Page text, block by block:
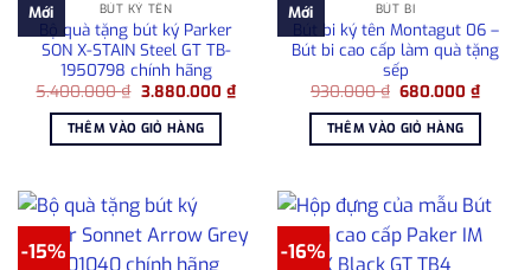
Mới BÚT KÝ TÊN
Bộ quà tặng bút ký Parker
SON X-STAIN Steel GT TB-
1950798 chính hãng
5.400.000₫ Giá
là:
5.400.000 ₫.
3.880.000 ₫Giá
3.880.000 ₫.
THÊM VÀO GIỎ HÀNG
Mới BÚT BI
Bút bi ký tên Montagut 06 –
Bút bi cao cấp làm quà tặng
sếp
930.000₫ Giá
là:
930.000 ₫.
680.000₫Giá
THÊM VÀO GIỎ HÀNG
-15% -16%